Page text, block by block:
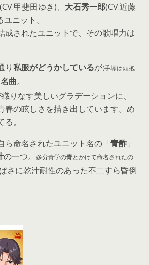
(CV.甲斐田ゆき)、 大石秀一郎(CV.近藤
ニット。
成されたユニットで、その歌唱力は
り私服がどうかしているが(手塚は頭抱
名曲。
りなす美しいグラデーションに、
春の眩しさを描き出しています。め
。
ら命名されたユニット名の「青酢 」
の一つ。 多分青学の青とかけて命名されたの
さに乾汁耐性のあった不二すら昏倒